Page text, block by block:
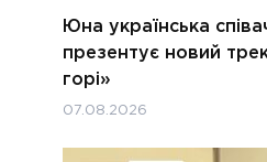
Юна українська
презентує новий
горі»
07.08.2026